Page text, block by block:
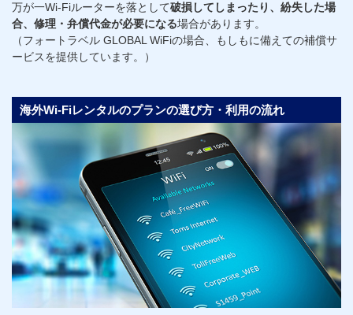
万が一Wi-Fiルーターを落として破損してしまったり、紛失した場
合、修理・弁償代金が必要になる場合があります。
（フォートラベル GLOBAL WiFiの場合、もしもに備えての補償サ
ービスを提供しています。）
海外Wi-Fiレンタルのプランの選び方・利用の流れ